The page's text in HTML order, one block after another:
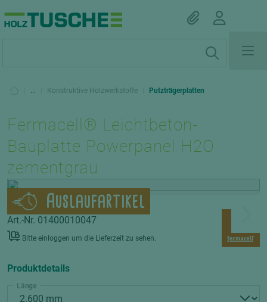
... Konstruktive Holzwerkstoffe Putzträgerplatten
Fermacell® Leichtbeton-
Bauplatte Powerpanel H2O
zementgrau
Auslaufartikel
Art.-Nr. 01400010047
Bitte einloggen um die Lieferzeit zu sehen.
Produktdetails
Länge